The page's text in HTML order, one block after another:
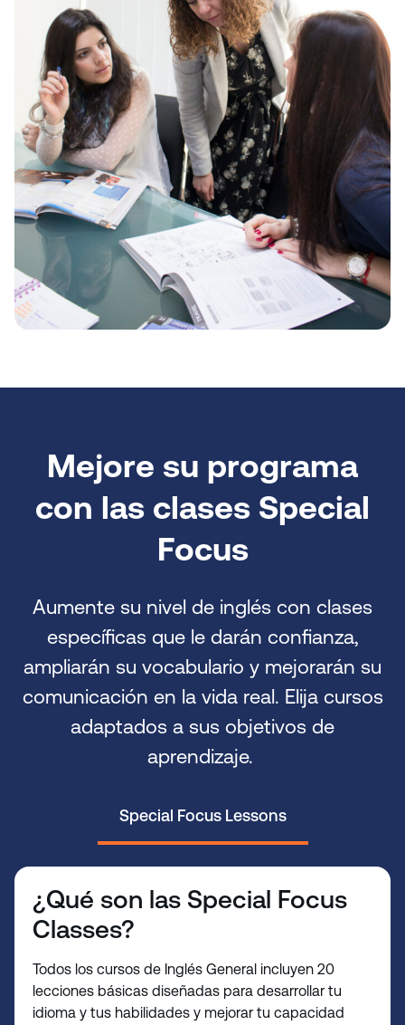
Mejore su programa
con las clases Special
Focus
Aumente su nivel de inglés con clases
específicas que le darán confianza,
ampliarán su vocabulario y mejorarán su
comunicación en la vida real. Elija cursos
adaptados a sus objetivos de
aprendizaje.
Special Focus Lessons
¿Qué son las Special Focus
Classes?
Todos los cursos de Inglés General incluyen 20
lecciones básicas diseñadas para desarrollar tu
idioma y tus habilidades y mejorar tu capacidad